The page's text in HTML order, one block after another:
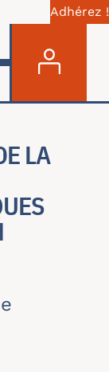
Adhérez !
LA
P